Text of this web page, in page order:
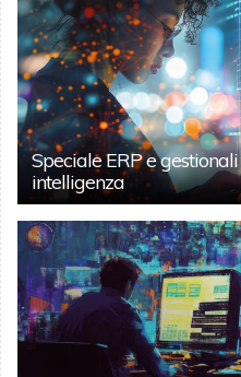
Speciale ERP e
intelligenza